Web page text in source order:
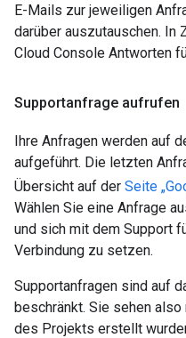
E-Mails zur jeweiligen
darüber auszutauschen. In
Cloud Console Antworten
Supportanfrage aufrufen
Ihre Anfragen werden auf
aufgeführt. Die letzten
Übersicht auf der Seite
Wählen Sie eine Anfrage
und sich mit dem Support
Verbindung zu setzen.
Supportanfragen sind auf
beschränkt. Sie sehen also
des Projekts erstellt